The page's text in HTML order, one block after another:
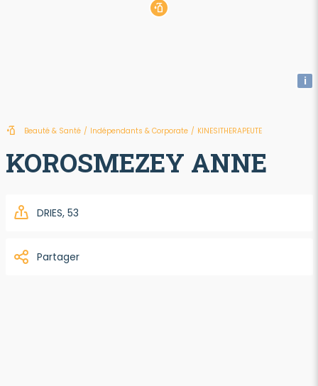
i
Beauté & Santé / Indépendants & Corporate / KINESITHERAPEUTE
KOROSMEZEY ANNE
DRIES, 53
Partager